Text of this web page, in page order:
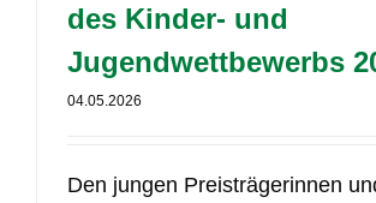
des Kinder- und
Jugendwettbewerbs
04.05.2026
Den jungen Preisträgerinnen